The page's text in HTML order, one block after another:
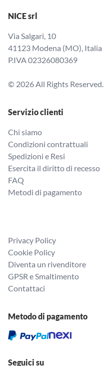
NICE srl
Via Salgari, 10
41123 Modena (MO), Italia
P.IVA 02326080369
© 2026 All Rights Reserved.
Servizio clienti
Chi siamo
Condizioni contrattuali
Spedizioni e Resi
Esercita il diritto di recesso
FAQ
Metodi di pagamento
Privacy Policy
Cookie Policy
Diventa un rivenditore
GPSR e Smaltimento
Contattaci
Metodo di pagamento
Seguici su